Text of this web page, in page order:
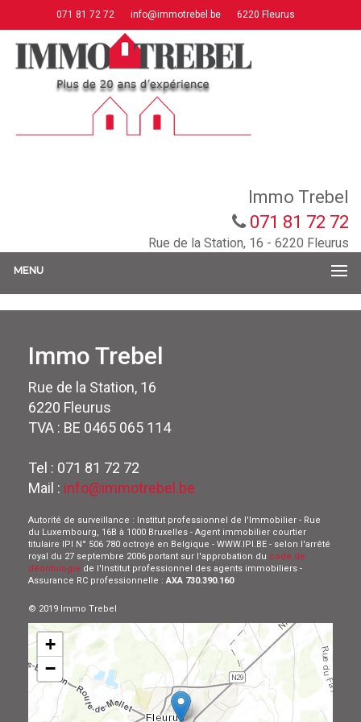
071 81 72 72 info@immotrebel.be 6220 Fleurus
Immo Trebel
071 81 72 72
Rue de la Station, 16 - 6220 Fleurus
MENU
Immo Trebel
Rue de la Station, 16
6220 Fleurus
TVA : BE 0465 065 114
Tel : 071 81 72 72
Mail : info@immotrebel.be
Autorité de surveillance : Institut professionnel de l'Immobilier - Rue
du Luxembourg, 16B à 1000 Bruxelles - Agent immobilier courtier
titulaire IPI N° 506 780 octroyé en Belgique - WWW.IPI.BE - selon l'arrêté
royal du 27 septembre 2006 portant sur l'approbation du code de
déontologie de l'Institut professionnel des agents immobiliers -
Assurance RC professionnelle :AXA 730.390.160
© 2019 Immo Trebel
+
−